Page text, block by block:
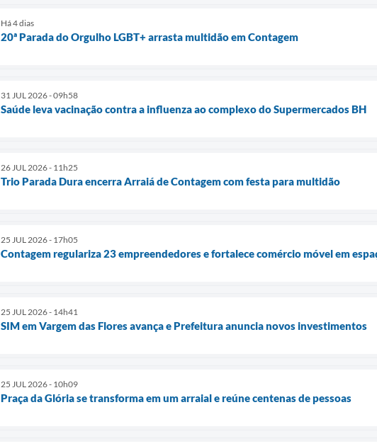
Há 4 dias
20ª Parada do Orgulho LGBT+ arrasta multidão em Contagem
31 JUL 2026 - 09h58
Saúde leva vacinação contra a influenza ao complexo do Supermercados BH
26 JUL 2026 - 11h25
Trio Parada Dura encerra Arraiá de Contagem com festa para multidão
25 JUL 2026 - 17h05
Contagem regulariza 23 empreendedores e fortalece comércio móvel em
25 JUL 2026 - 14h41
SIM em Vargem das Flores avança e Prefeitura anuncia novos investimentos
25 JUL 2026 - 10h09
Praça da Glória se transforma em um arraial e reúne centenas de pessoas